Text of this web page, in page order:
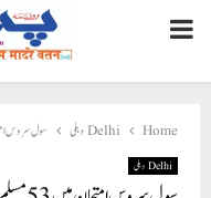
PRIMARY
MENU
Home Delhi دہلی سول سروس امتحان میں 53 مسلم طلبا کی
Delhi دہلی